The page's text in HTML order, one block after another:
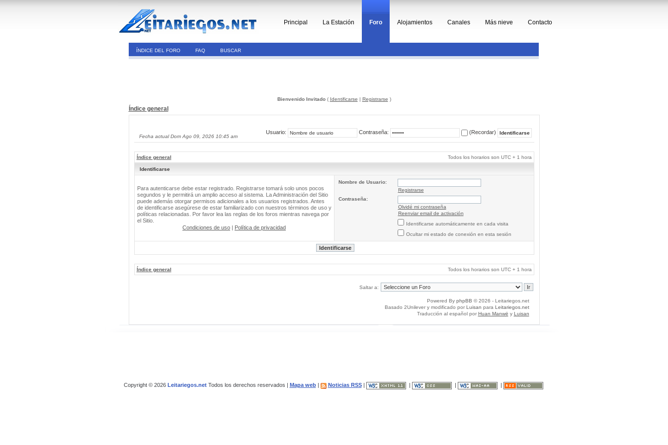
Principal La Estación Foro Alojamientos Canales Más nieve Contacto
ÍNDICE DEL FORO FAQ BUSCAR
Bienvenido Invitado( Identificarse | Registrarse )
Índice general
Fecha actual Dom Ago 09, 2026 10:45 am
Usuario: Contraseña: (Recordar)
Índice general Todos los horarios son UTC + 1 hora
Identificarse
Para autenticarse debe estar registrado. Registrarse tomará solo unos pocos
segundos y le permitirá un amplio acceso al sistema. La Administración del Sitio
puede además otorgar permisos adicionales a los usuarios registrados. Antes
de identificarse asegúrese de estar familiarizado con nuestros términos de uso y
políticas relacionadas. Por favor lea las reglas de los foros mientras navega por
el Sitio.
Condiciones de uso | Política de privacidad
Nombre de Usuario:
Registrarse
Contraseña:
Olvidé mi contraseña
Reenviar email de activación
Identificarse automáticamente en cada visita
Ocultar mi estado de conexión en esta sesión
Índice general Todos los horarios son UTC + 1 hora
Saltar a:
Powered By phpBB © 2026 - Leitariegos.net
Basado 2Unilever y modificado por Luisan para Leitariegos.net
Traducción al español por Huan Manwë y Luisan
Copyright © 2026 Leitariegos.netTodos los derechos reservados | Mapa web| Noticias RSS|